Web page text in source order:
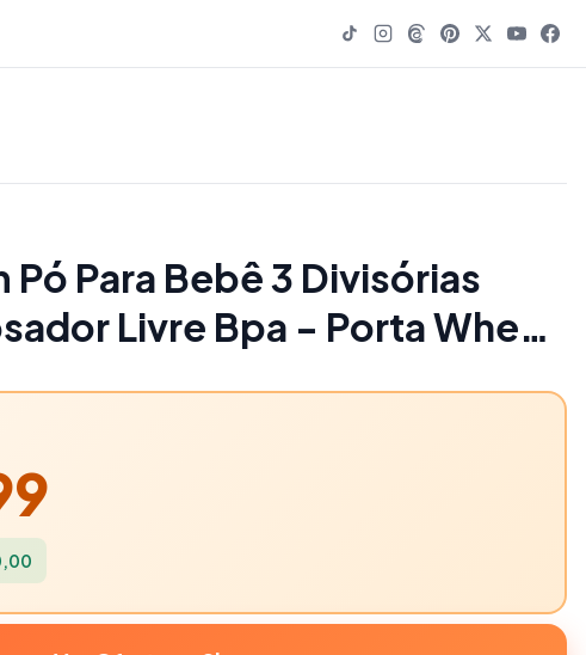
Pó Para Bebê 3 Divisórias
Livre Bpa - Porta Whey
- 50% OFF | Mom & Baby